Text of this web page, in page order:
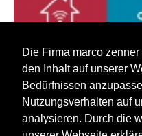
Die Firma marco
den Inhalt auf unserer
Bedürfnissen
Nutzungsverhalten auf
analysieren. Durch die
Interessiert an